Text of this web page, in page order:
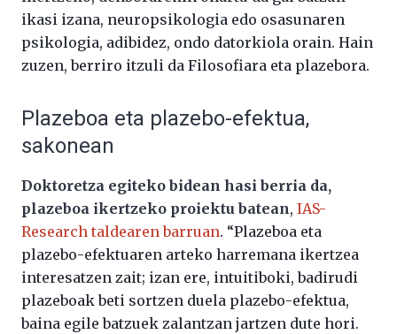
ikasi izana, neuropsikologia edo osasunaren
psikologia, adibidez, ondo datorkiola orain. Hain
zuzen, berriro itzuli da Filosofiara eta plazebora.
Plazeboa eta plazebo-efektua,
sakonean
Doktoretza egiteko bidean hasi berria da,
plazeboa ikertzeko proiektu batean, IAS-
Research taldearen barruan. “Plazeboa eta
plazebo-efektuaren arteko harremana ikertzea
interesatzen zait; izan ere, intuitiboki, badirudi
plazeboak beti sortzen duela plazebo-efektua,
baina egile batzuek zalantzan jartzen dute hori.